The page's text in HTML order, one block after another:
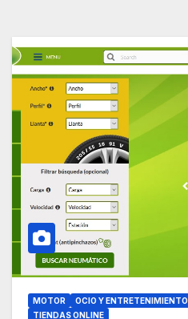
MOTOR OCIO Y ENTRETENIMIENTO
TIENDAS ONLINE